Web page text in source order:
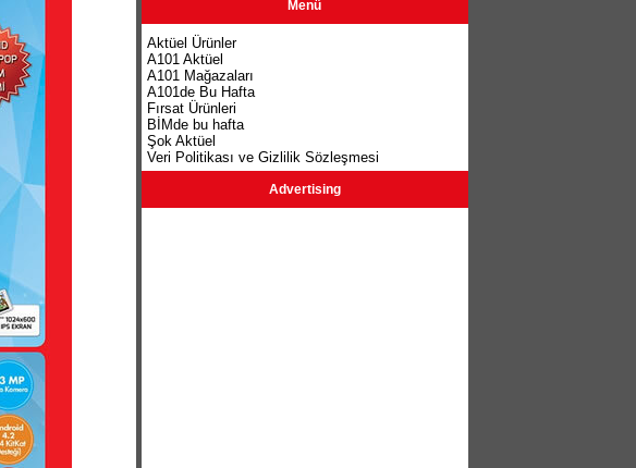
Menü
Aktüel Ürünler
A101 Aktüel
A101 Mağazaları
A101de Bu Hafta
Fırsat Ürünleri
BİMde bu hafta
Şok Aktüel
Veri Politikası ve Gizlilik Sözleşmesi
Advertising